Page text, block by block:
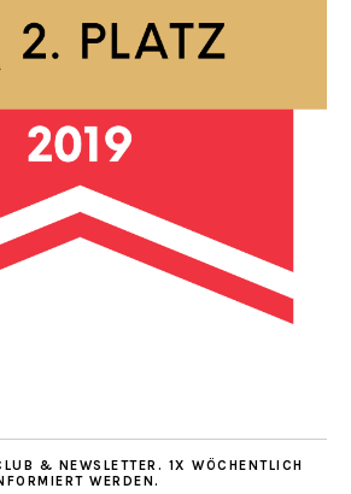
& NEWSLETTER. 1X WÖCHENTLICH
WERDEN.